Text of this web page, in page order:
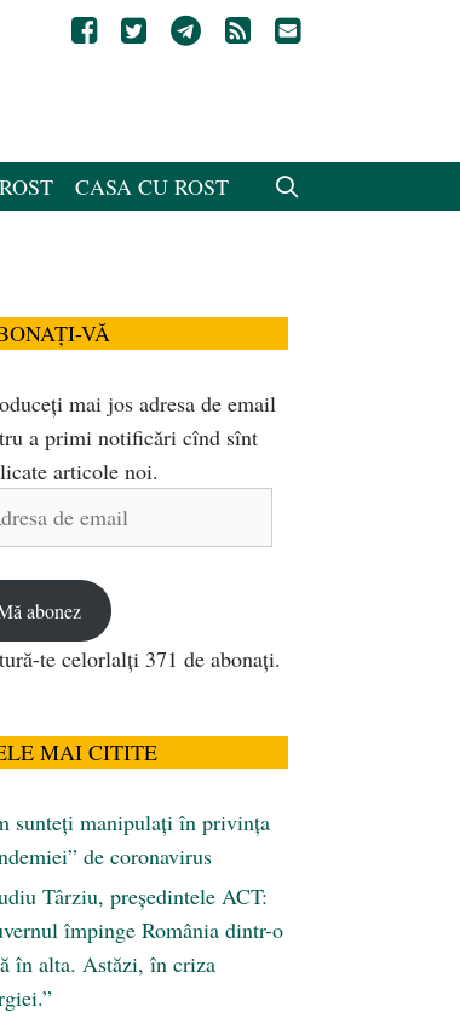
CASA CU ROST
VĂ
mai jos adresa de email
a primi notificări cînd sînt
articole noi.
abonez
te celorlalți 371 de abonați.
MAI CITITE
sunteți manipulați în privința
de coronavirus
Târziu, președintele ACT:
împinge România dintr-o
în alta. Astăzi, în criza